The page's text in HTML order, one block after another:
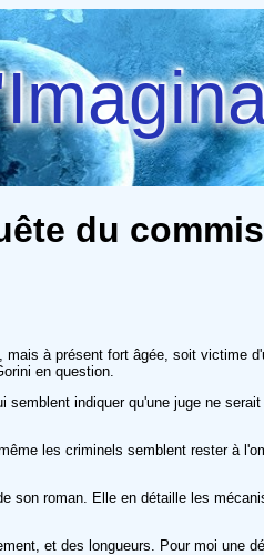
du
à présent fort âgée, soit victime
en question.
indiquer qu'une juge ne
les criminels semblent rester à
roman. Elle en détaille les
et des longueurs. Pour moi une